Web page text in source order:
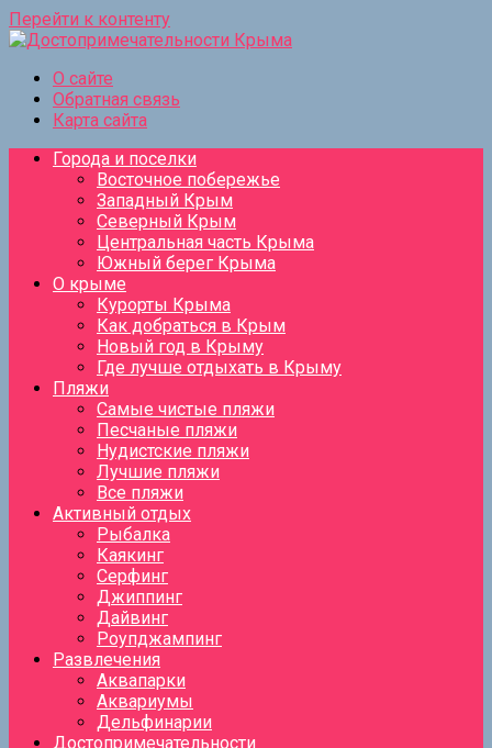
Перейти к контенту
О сайте
Обратная связь
Карта сайта
Города и поселки
Восточное побережье
Западный Крым
Северный Крым
Центральная часть Крыма
Южный берег Крыма
О крыме
Курорты Крыма
Как добраться в Крым
Новый год в Крыму
Где лучше отдыхать в Крыму
Пляжи
Самые чистые пляжи
Песчаные пляжи
Нудистские пляжи
Лучшие пляжи
Все пляжи
Активный отдых
Рыбалка
Каякинг
Серфинг
Джиппинг
Дайвинг
Роупджампинг
Развлечения
Аквапарки
Аквариумы
Дельфинарии
Достопримечательности